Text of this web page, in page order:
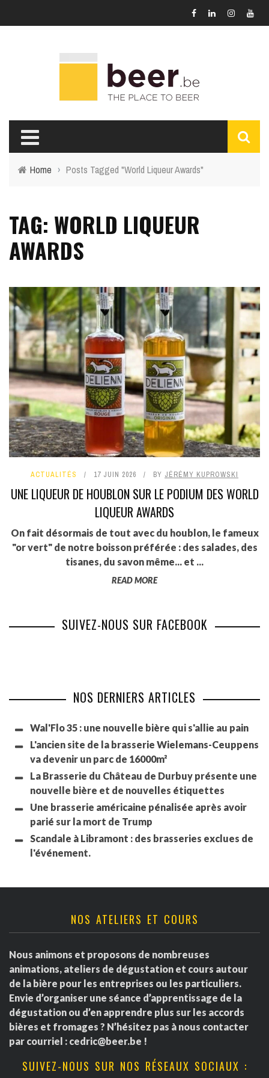
Home › Posts Tagged "World Liqueur Awards"
TAG: WORLD LIQUEUR
AWARDS
ACTUALITÉS 17 JUIN 2026 BY JÉRÉMY KUPROWSKI
UNE LIQUEUR DE HOUBLON SUR LE PODIUM DES WORLD
LIQUEUR AWARDS
On fait désormais de tout avec du houblon, le fameux
"or vert" de notre boisson préférée : des salades, des
tisanes, du savon même... et ...
READ MORE
SUIVEZ-NOUS SUR FACEBOOK
NOS DERNIERS ARTICLES
Wal'Flo 35 : une nouvelle bière qui s'allie au pain
L'ancien site de la brasserie Wielemans-Ceuppens
va devenir un parc de 16000m²
La Brasserie du Château de Durbuy présente une
nouvelle bière et de nouvelles étiquettes
Une brasserie américaine pénalisée après avoir
parié sur la mort de Trump
Scandale à Libramont : des brasseries exclues de
l'événement.
NOS ATELIERS ET COURS
Nous animons et proposons de nombreuses
animations, ateliers de dégustation et cours autour
de la bière pour les entreprises ou les particuliers.
Envie d’organiser une séance d’apprentissage de la
dégustation ou d’en apprendre plus sur les accords
bières et fromages ? N’hésitez pas à nous contacter
par courriel : cedric@beer.be !
SUIVEZ-NOUS SUR NOS RÉSEAUX SOCIAUX :